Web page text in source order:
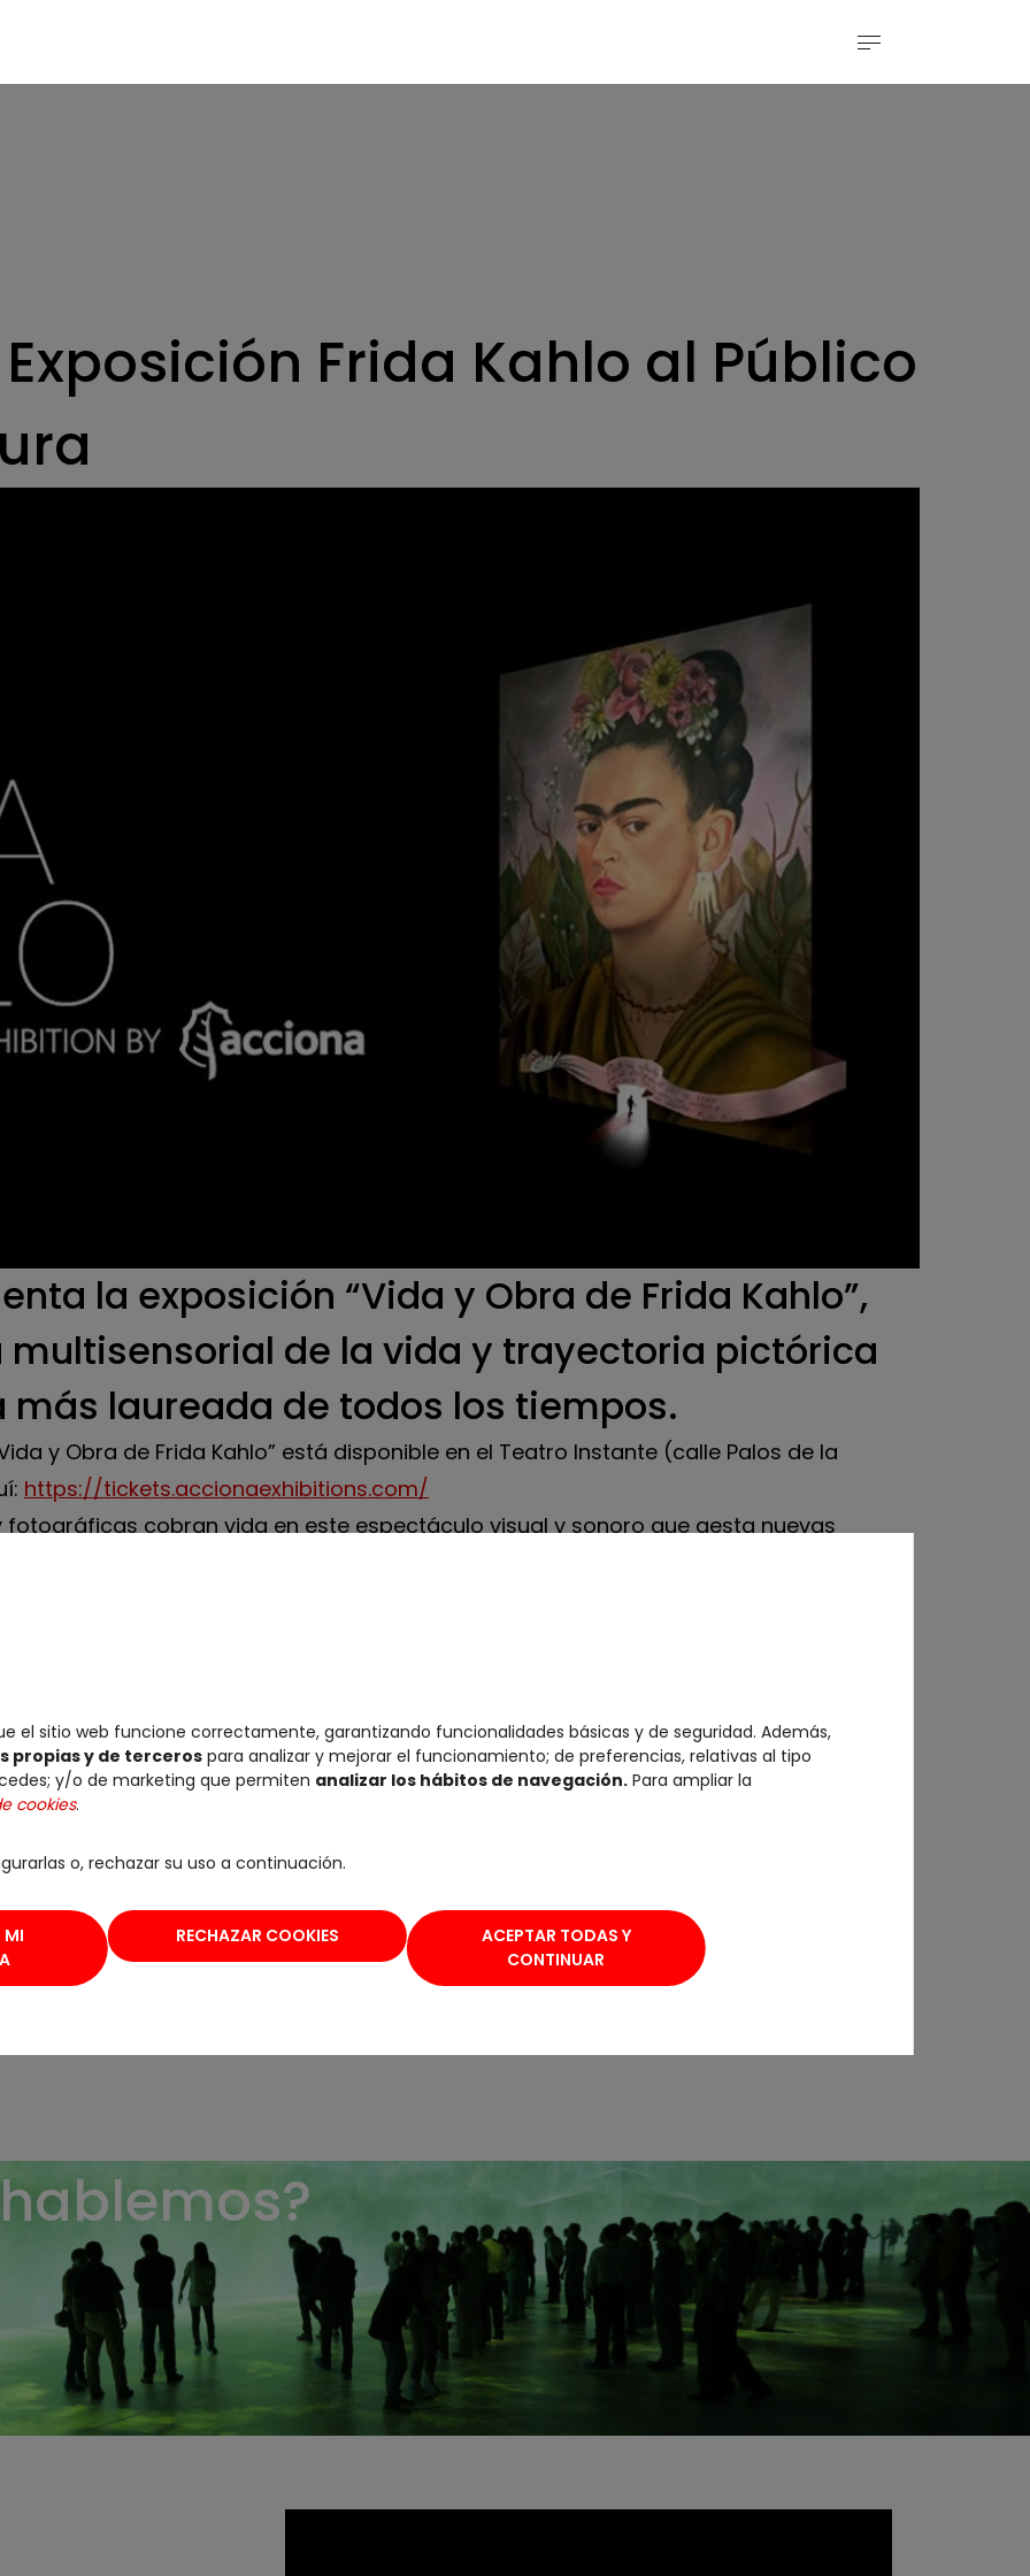
el sitio web funcione correctamente, garantizando funcionalidades básicas y de seguridad. Además,
propias y de tercerospara analizar y mejorar el funcionamiento; de preferencias, relativas al tipo
y/o de marketing que permiten analizar los hábitos de navegación.Para ampliar la
cookies.
o, rechazar su uso a continuación.
MI
RECHAZAR COOKIES
ACEPTAR TODAS Y
CONTINUAR
ENGLISH
y Obra de Frida Kahlo” está disponible en el Teatro Instante (calle Palos de la
https://tickets.accionaexhibitions.com/
cobran vida en este espectáculo visual y sonoro que gesta nuevas
y biografía de Frida Kahlo.
y en la página de Facebook e Instagram.
de la Frontera, 20)
784-web-individual/4399-vida-y-obra-de-frida-kahlo
organizada por Acciona Cultura abre sus puertas al público. Este evento cultural
de Frida Kahlo, destacándose en la agenda culturalcon una experiencia única para